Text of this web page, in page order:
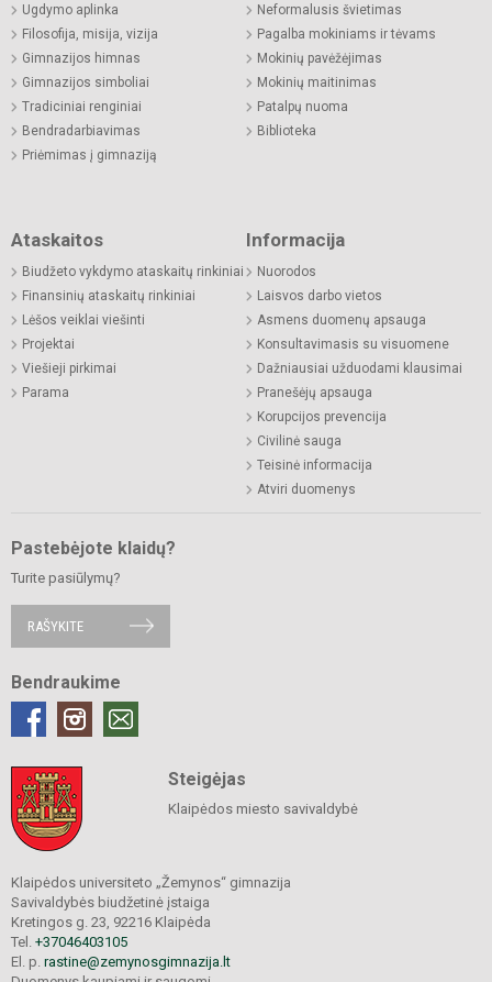
Ugdymo aplinka
Filosofija, misija, vizija
Gimnazijos himnas
Gimnazijos simboliai
Tradiciniai renginiai
Bendradarbiavimas
Priėmimas į gimnaziją
Neformalusis švietimas
Pagalba mokiniams ir tėvams
Mokinių pavėžėjimas
Mokinių maitinimas
Patalpų nuoma
Biblioteka
Ataskaitos
Biudžeto vykdymo ataskaitų rinkiniai
Finansinių ataskaitų rinkiniai
Lėšos veiklai viešinti
Projektai
Viešieji pirkimai
Parama
Informacija
Nuorodos
Laisvos darbo vietos
Asmens duomenų apsauga
Konsultavimasis su visuomene
Dažniausiai užduodami klausimai
Pranešėjų apsauga
Korupcijos prevencija
Civilinė sauga
Teisinė informacija
Atviri duomenys
Pastebėjote klaidų?
Turite pasiūlymų?
RAŠYKITE
Bendraukime
Steigėjas
Klaipėdos miesto savivaldybė
Klaipėdos universiteto „Žemynos“ gimnazija
Savivaldybės biudžetinė įstaiga
Kretingos g. 23, 92216 Klaipėda
Tel. +37046403105
El. p. rastine@zemynosgimnazija.lt